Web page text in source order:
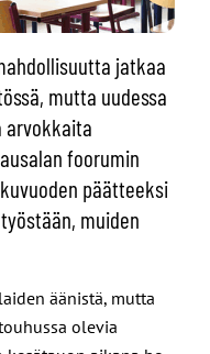
jatkaa
mutta uudessa
arvokkaita
foorumin
päätteeksi
muiden
äänistä, mutta
olevia